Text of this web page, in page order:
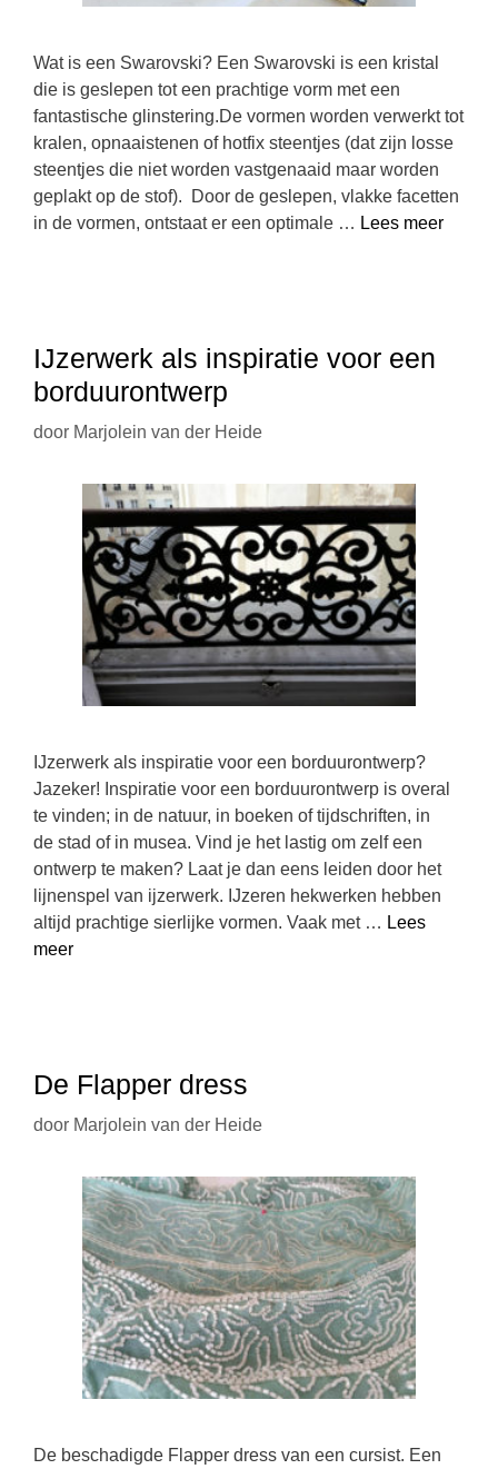
Wat is een Swarovski? Een Swarovski is een kristal
die is geslepen tot een prachtige vorm met een
fantastische glinstering.De vormen worden verwerkt tot
kralen, opnaaistenen of hotfix steentjes (dat zijn losse
steentjes die niet worden vastgenaaid maar worden
geplakt op de stof). Door de geslepen, vlakke facetten
in de vormen, ontstaat er een optimale … Lees meer
IJzerwerk als inspiratie voor een
borduurontwerp
door Marjolein van der Heide
IJzerwerk als inspiratie voor een borduurontwerp?
Jazeker! Inspiratie voor een borduurontwerp is overal
te vinden; in de natuur, in boeken of tijdschriften, in
de stad of in musea. Vind je het lastig om zelf een
ontwerp te maken? Laat je dan eens leiden door het
lijnenspel van ijzerwerk. IJzeren hekwerken hebben
altijd prachtige sierlijke vormen. Vaak met … Lees
meer
De Flapper dress
door Marjolein van der Heide
De beschadigde Flapper dress van een cursist. Een